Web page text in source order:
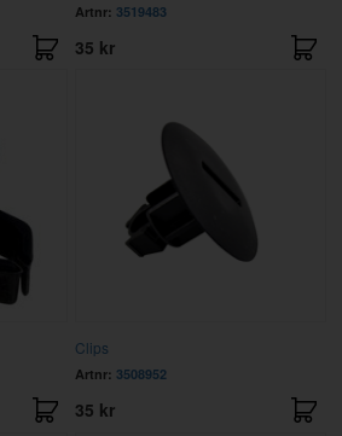
Artnr: 3519483
35 kr
Clips
Artnr: 3508952
35 kr